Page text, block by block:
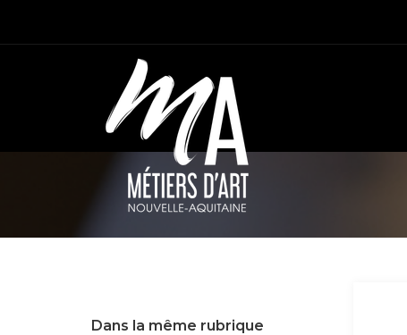
Dans la même rubrique